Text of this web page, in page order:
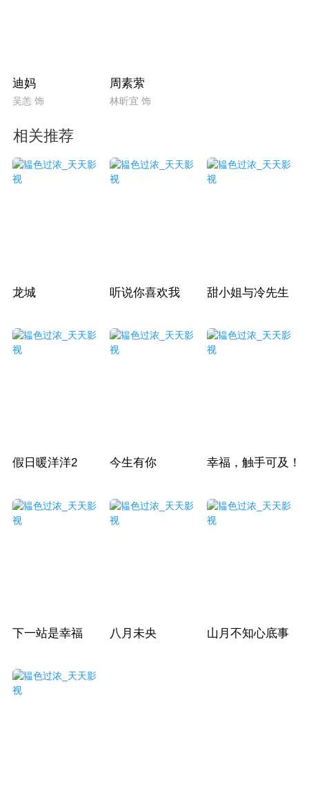
迪妈
吴恙 饰
周素萦
林昕宜 饰
相关推荐
龙城 听说你喜欢我 甜小姐与冷先生
假日暖洋洋2 今生有你 幸福，触手可及！
下一站是幸福 八月未央 山月不知心底事